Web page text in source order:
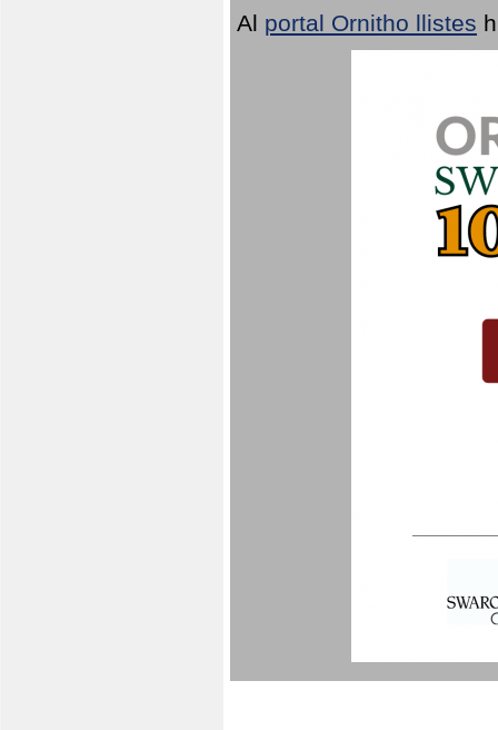
Al portal Ornitho llistes